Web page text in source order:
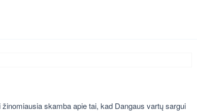
skamba apie tai, kad Dangaus vartų sargui